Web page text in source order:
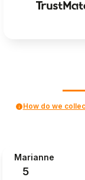
How do we
Marianne
5